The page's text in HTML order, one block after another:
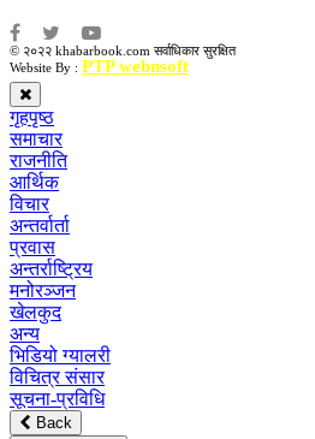
© २०२२ khabarbook.com सर्वाधिकार सुरक्षित
Website By : PTP webnsoft
गृहपृष्ठ
समाचार
राजनीति
आर्थिक
विचार
अन्तर्वार्ता
प्रवास
अन्तर्राष्ट्रिय
मनोरञ्जन
खेलकुद
अन्य
भिडियो ग्यालरी
विचित्र संसार
सूचना-प्रविधि
Back